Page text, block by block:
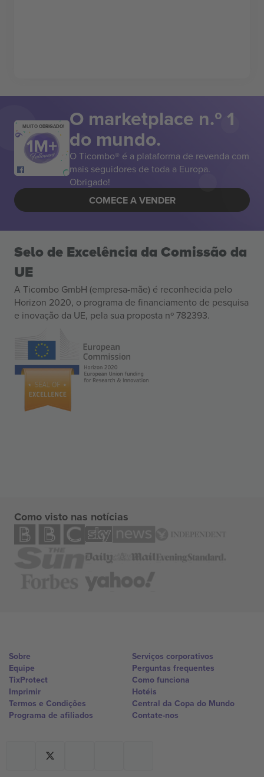
MUITO OBRIGADO! O marketplace n.º 1
do mundo.
O Ticombo® é a plataforma de revenda com
mais seguidores de toda a Europa.
Obrigado!
COMECE A VENDER
Selo de Excelência da Comissão da
UE
A Ticombo GmbH (empresa-mãe) é reconhecida pelo
Horizon 2020, o programa de financiamento de pesquisa
e inovação da UE, pela sua proposta nº 782393.
Como visto nas notícias
Sobre
Equipe
TixProtect
Imprimir
Termos e Condições
Programa de afiliados
Serviços corporativos
Perguntas frequentes
Como funciona
Hotéis
Central da Copa do Mundo
Contate-nos